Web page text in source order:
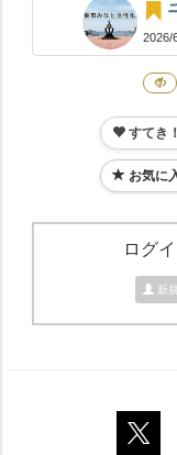
2026/
すてき！
お気に
ログ
新